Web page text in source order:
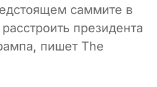
саммите в
президента
пишет The